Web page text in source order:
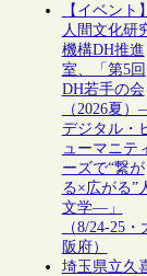
【イベント】
人間文化研
機構DH推進
室、「第5回
DH若手の会
（2026夏
デジタル・
ューマニテ
ーズで“繋が
る×広がる”
文学―」
（8/24-25・
阪府）
埼玉県立久